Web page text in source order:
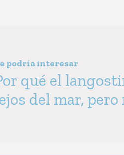
podría interesar
qué el
del mar,